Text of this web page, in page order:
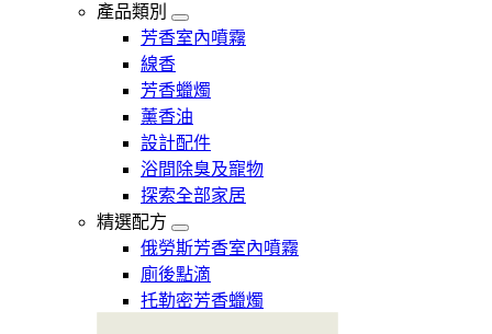
產品類別
芳香室內噴霧
線香
芳香蠟燭
薰香油
設計配件
浴間除臭及寵物
探索全部家居
精選配方
俄勞斯芳香室內噴霧
廁後點滴
托勒密芳香蠟燭